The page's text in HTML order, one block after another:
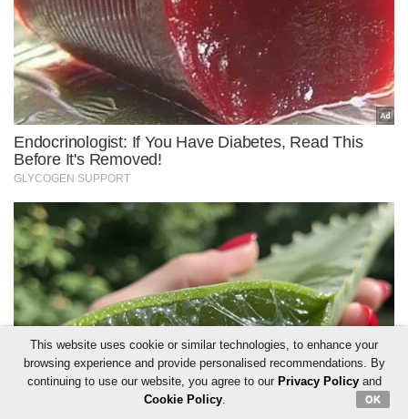
This website uses cookie or similar technologies, to enhance your
browsing experience and provide personalised recommendations. By
continuing to use our website, you agree to our Privacy Policyand
Cookie Policy. OK